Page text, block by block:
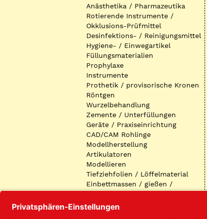
Anästhetika / Pharmazeutika
Rotierende Instrumente /
Okklusions-Prüfmittel
Desinfektions- / Reinigungsmittel
Hygiene- / Einwegartikel
Füllungsmaterialien
Prophylaxe
Instrumente
Prothetik / provisorische Kronen
Röntgen
Wurzelbehandlung
Zemente / Unterfüllungen
Geräte / Praxiseinrichtung
CAD/CAM Rohlinge
Modellherstellung
Artikulatoren
Modellieren
Tiefziehfolien / Löffelmaterial
Einbettmassen / gießen /
Oberflächenbearbeitung
Keramik